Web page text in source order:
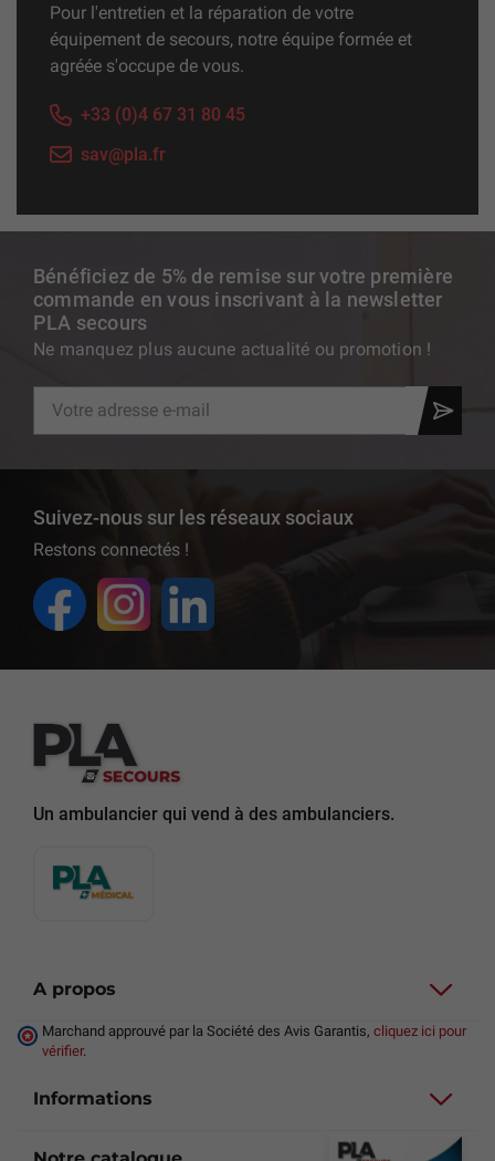
Bénéficiez de 5% de remise sur votre première
commande en vous inscrivant à la newsletter
PLA secours
Ne manquez plus aucune actualité ou promotion !
Suivez-nous sur les réseaux sociaux
Restons connectés !
Pour l'entretien et la réparation de votre
équipement de secours, notre équipe formée et
agréée s'occupe de vous.
+33 (0)4 67 31 80 45
sav@pla.fr
Un ambulancier qui vend à des ambulanciers.
A propos
Marchand approuvé par la Société des Avis Garantis, cliquez ici pour
vérifier.
Informations